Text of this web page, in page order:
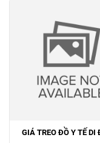
GIÁ TREO ĐỒ Y TẾ DI